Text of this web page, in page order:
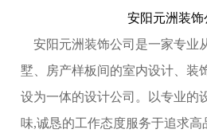
安阳元洲装饰
安阳元洲装饰公司是一家专业
墅、房产样板间的室内设计、装
设为一体的设计公司。以专业的
味,诚恳的工作态度服务于追求